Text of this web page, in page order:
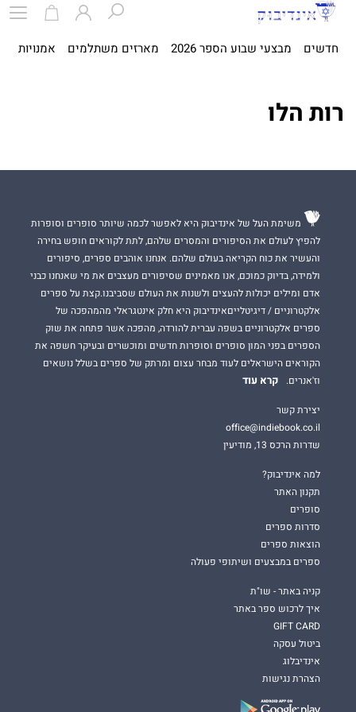
חדשים מבצעי שבוע הספר 2026 מארזים משתלמים אמנויות
רות הלו
משימת העל של אינדיבוק היא לאפשר לכמה שיותר סופרים וסופרות
להפיץ לעולם את הסיפורים והמסרים שלהם, לתת לקוראים חופש בחירה
והעשיר את כוח הקריאה בעולם שלהם. אנחנו אוהבים ספרים, סיפורים
ולמידה, בדיוק כמוכם, אנו מאמינים שסיפורים מעצבים את מי שאנחנו כבני
אדם ומילים יכולות להעצים ולשנות את העולם שסביבנו.קצת על ספרים
אלקטרוניים / דיגיטלייםאינדיבוק היא חלק אינטגראלי מהמהפכה של
ספרים אלקטרוניים בשפה עברית להורדה, מהפכה אשר פתחה את שוק
הספרים בפני המון סופרים וסופרות חדשים ומוכשרים ובעיקר חשפה את
הקוראים הישראלים לעוד מבחר עצום ומרתק של ספרים בשלל נושאים
וז'אנרים.
קרא עוד
יצירת קשר
office@indiebook.co.il
שדרות הרכס 13, מודיעין
למה אינדיבוק?
תקנון האתר
סופרים
סדרות ספרים
הוצאות ספרים
ספרים במבצעים ושיתופי פעולה
קניה באתר - שו"ת
איך לרכוש ספר באתר
GIFT CARD
ביטול עסקה
אינדיבלוג
הצהרת נגישות